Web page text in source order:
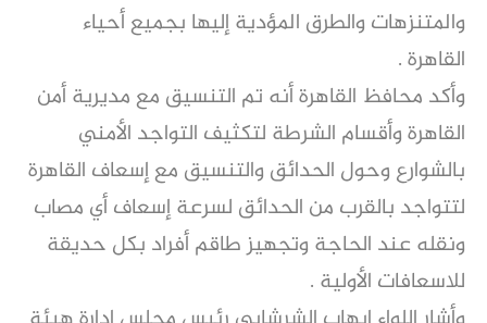
والمتنزهات والطرق المؤدية إليها بجميع أحياء
القاهرة .
وأكد محافظ القاهرة أنه تم التنسيق مع مديرية أمن
القاهرة وأقسام الشرطة لتكثيف التواجد الأمني
بالشوارع وحول الحدائق والتنسيق مع إسعاف القاهرة
لتتواجد بالقرب من الحدائق لسرعة إسعاف أي مصاب
ونقله عند الحاجة وتجهيز طاقم أفراد بكل حديقة
للاسعافات الأولية .